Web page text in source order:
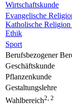
Wirtschaftskunde
Evangelische
Katholische Religion
Ethik
Sport
Berufsbezogener
Geschäftskunde
Pflanzenkunde
Gestaltungslehre
Wahlbereich2, 2